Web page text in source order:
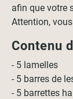
afin que votre
Attention,
Contenu
- 5 lamelles
- 5 barres de
- 5 barrettes